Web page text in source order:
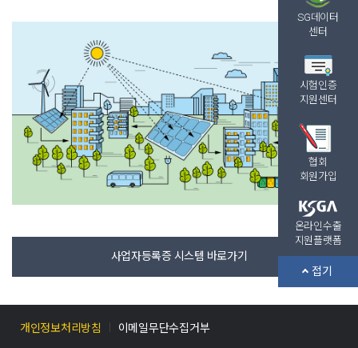
SG데이터
센터
시험인증
지원센터
협회
회원가입
온라인수출
지원플랫폼
접기
사업자등록증 시스템 바로가기
개인정보처리방침 이메일무단수집거부